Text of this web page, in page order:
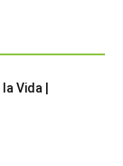
Vida |